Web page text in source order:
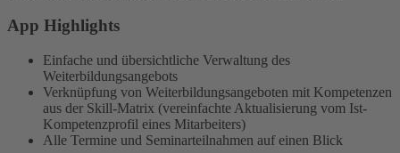
App Highlights
Einfache und übersichtliche Verwaltung des
Weiterbildungsangebots
Verknüpfung von Weiterbildungsangeboten mit Kompetenzen
aus der Skill-Matrix (vereinfachte Aktualisierung vom Ist-
Kompetenzprofil eines Mitarbeiters)
Alle Termine und Seminarteilnahmen auf einen Blick